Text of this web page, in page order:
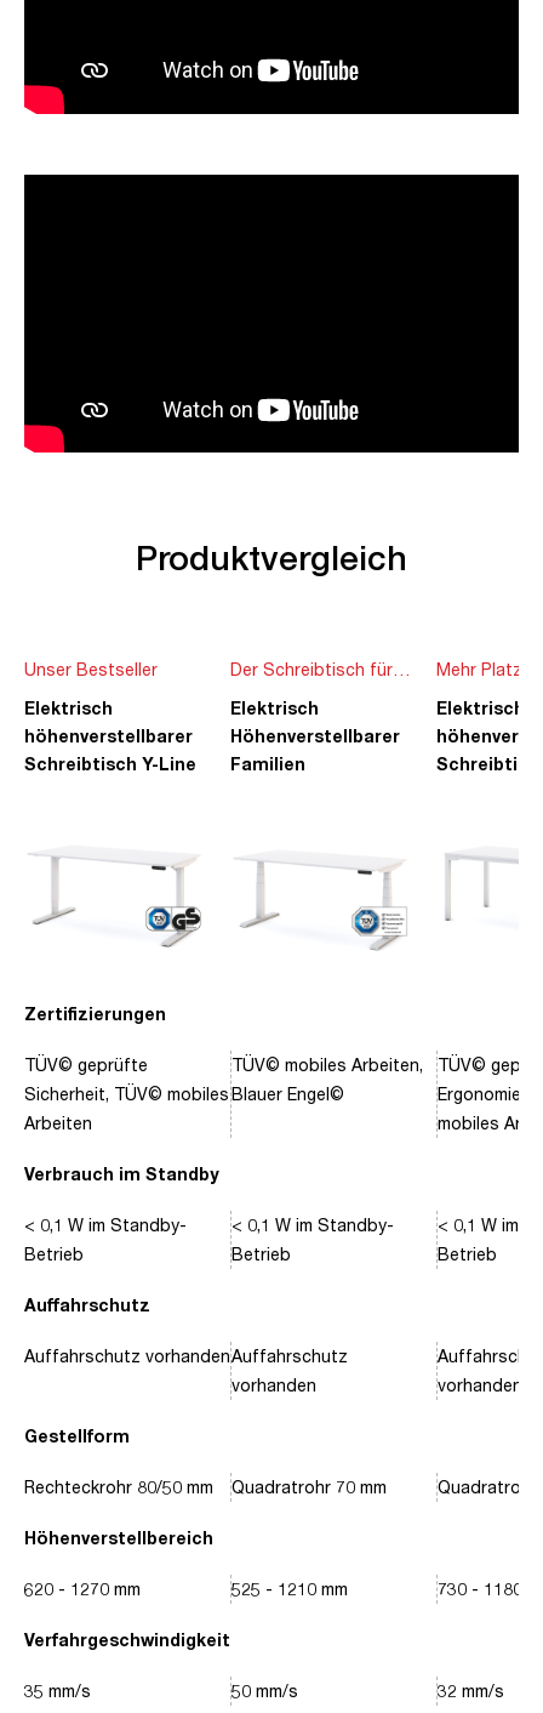
Produktvergleich
Zertifizierungen
Verbrauch im Standby
Auffahrschutz
Gestellform
Höhenverstellbereich
Verfahrgeschwindigkeit
Unser Bestseller
Elektrisch
höhenverstellbarer
Schreibtisch Y-Line
TÜV© geprüfte
Sicherheit, TÜV© mobiles
Arbeiten
< 0,1 W im Standby-
Betrieb
Auffahrschutz vorhanden
Rechteckrohr 80/50 mm
620 - 1270 mm
35 mm/s
Der Schreibtisch für
die ganze Familie
Elektrisch
Höhenverstellbarer
Familien
TÜV© mobiles Arbeiten,
Blauer Engel©
< 0,1 W im Standby-
Betrieb
Auffahrschutz
vorhanden
Quadratrohr 70 mm
525 - 1210 mm
50 mm/s
Mehr Platz
Ideen
Elektrisch
TÜV©
Ergonomie,
mobiles
< 0,1 W im
Betrieb
vorhanden
Quadratrohr
730 - 1180
32 mm/s